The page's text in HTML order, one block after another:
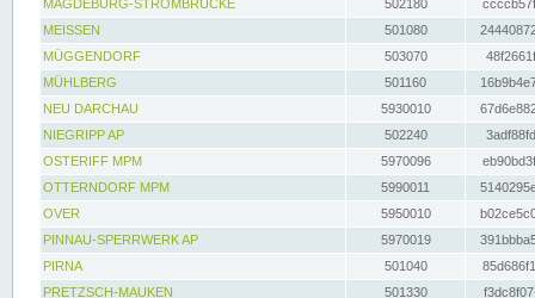
MAGDEBURG-STROMBRÜCKE
502180
MEISSEN
501080
MÜGGENDORF
503070
MÜHLBERG
501160
NEU DARCHAU
5930010
NIEGRIPP AP
502240
OSTERIFF MPM
5970096
OTTERNDORF MPM
5990011
OVER
5950010
PINNAU-SPERRWERK AP
5970019
PIRNA
501040
PRETZSCH-MAUKEN
501330